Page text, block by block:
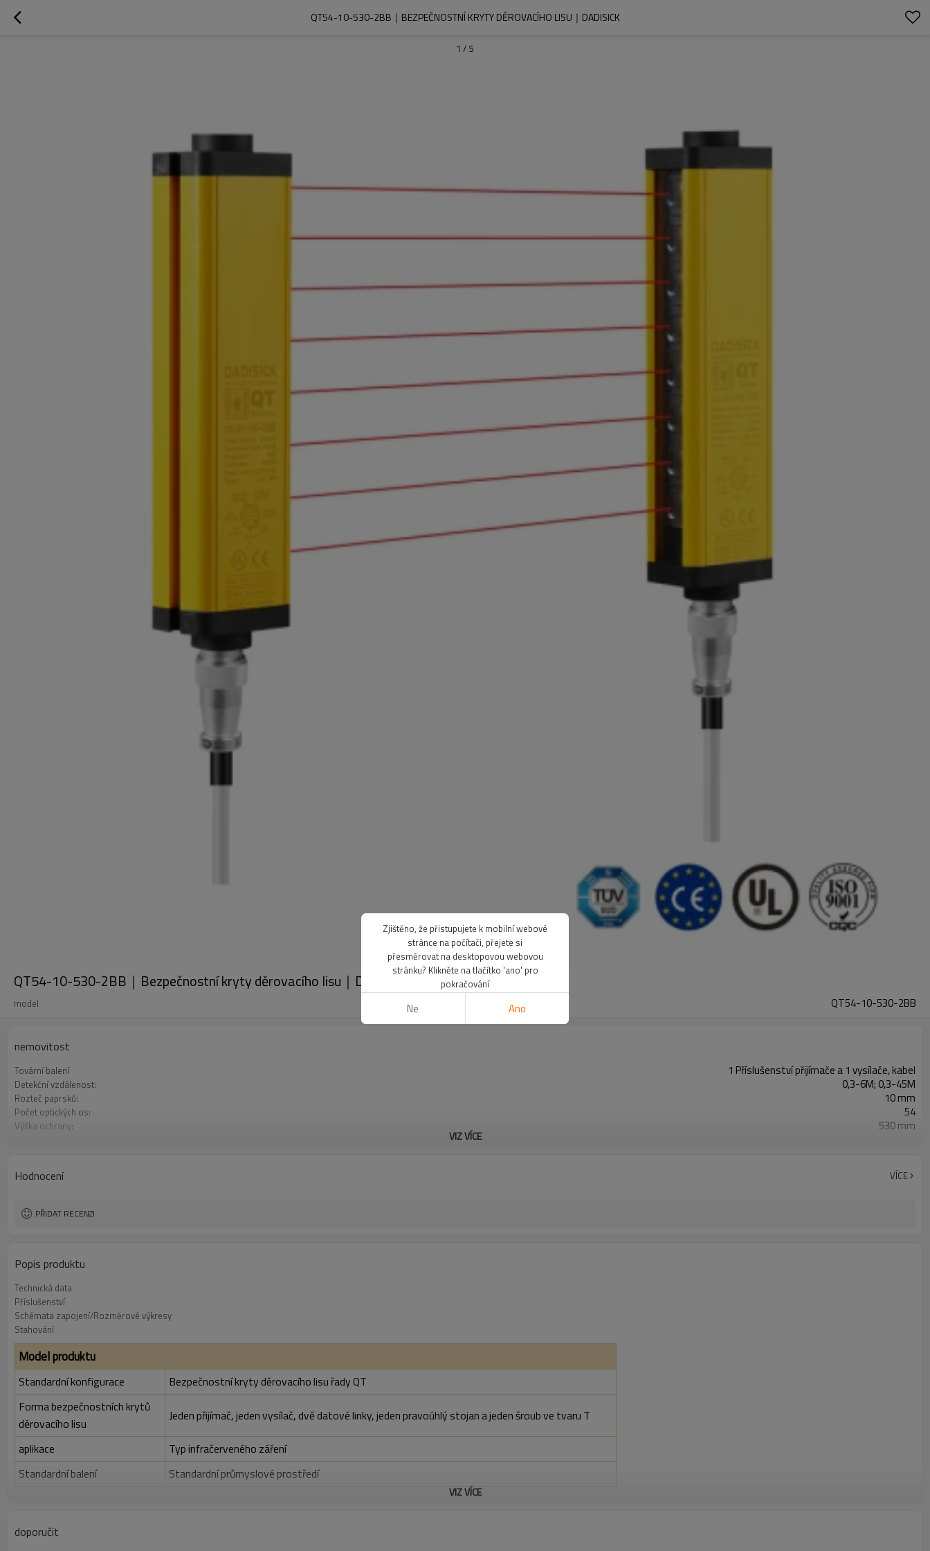
QT54-10-530-2BB｜BEZPEČNOSTNÍ KRYTY DĚROVACÍHO LISU｜DADISICK
1 / 5
QT54-10-530-2BB｜Bezpečnostní kryty děrovacího lisu｜DADISICK
model QT54-10-530-2BB
nemovitost
Tovární balení 1 Příslušenství přijímače a 1 vysílače, kabel
Detekční vzdálenost: 0,3-6M; 0,3-45M
Rozteč paprsků: 10 mm
Počet optických os: 54
Výška ochrany: 530 mm
s montážním příslušenstvím
Osvědčení: TUV, UL, CE, RoSH, GB
VIZ VÍCE
Hodnocení VÍCE
PŘIDAT RECENZI
Popis produktu
Technická data
Příslušenství
Schémata zapojení/Rozměrové výkresy
Stahování
Model produktu
Standardní konfigurace
Bezpečnostní kryty děrovacího lisu řady QT
Forma bezpečnostních krytů
děrovacího lisu
Jeden přijímač, jeden vysílač, dvě datové linky, jeden pravoúhlý stojan a jeden šroub ve tvaru T
aplikace
Typ infračerveného záření
Standardní balení
Standardní průmyslové prostředí
Poměr rozlišení
VIZ VÍCE
doporučit
Zjištěno, že přistupujete k mobilní webové
stránce na počítači, přejete si
přesměrovat na desktopovou webovou
stránku? Klikněte na tlačítko 'ano' pro
pokračování
Ne Ano